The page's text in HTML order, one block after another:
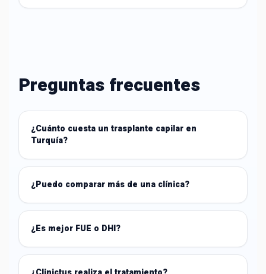
Preguntas frecuentes
¿Cuánto cuesta un trasplante capilar en
Turquía?
¿Puedo comparar más de una clínica?
¿Es mejor FUE o DHI?